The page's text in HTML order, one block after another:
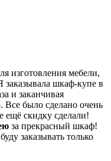
изготовления мебели,
шкаф-купе в
и заканчивая
было сделано очень
ещё скидку сделали!
за прекрасный шкаф!
заказывать только